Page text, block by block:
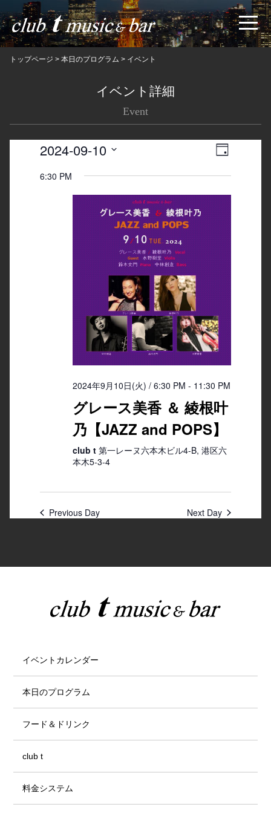
トップページ > 本日のプログラム > イベント
イベント詳細
Event
Views
Event
日
2024-09-10
date.
6:30 PM
2024年9月10日(火) / 6:30 PM - 11:30 PM
グレース美香 ＆ 綾根叶
乃【JAZZ and POPS】
club t 第一レーヌ六本木ビル4-B, 港区六
本木5-3-4
Previous Day Next Day
イベントカレンダー
本日のプログラム
フード＆ドリンク
club t
料金システム